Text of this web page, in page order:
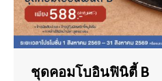
ชุดคอมโบอินฟินิตี้ B